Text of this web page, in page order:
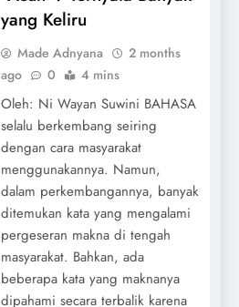
yang Keliru
Made Adnyana
2 months
ago
0 4 mins
Oleh: Ni Wayan Suwini BAHASA
selalu berkembang seiring
dengan cara masyarakat
menggunakannya. Namun,
dalam perkembangannya, banyak
ditemukan kata yang mengalami
pergeseran makna di tengah
masyarakat. Bahkan, ada
beberapa kata yang maknanya
dipahami secara terbalik karena